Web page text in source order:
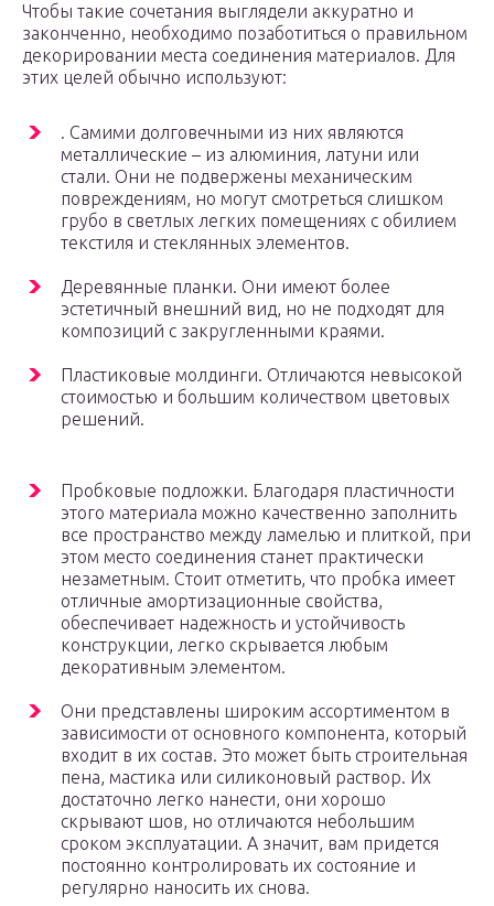
Чтобы такие сочетания выглядели аккуратно и
законченно, необходимо позаботиться о правильном
декорировании места соединения материалов. Для
этих целей обычно используют:
. Самими долговечными из них являются
металлические – из алюминия, латуни или
стали. Они не подвержены механическим
повреждениям, но могут смотреться слишком
грубо в светлых легких помещениях с обилием
текстиля и стеклянных элементов.
Деревянные планки. Они имеют более
эстетичный внешний вид, но не подходят для
композиций с закругленными краями.
Пластиковые молдинги. Отличаются невысокой
стоимостью и большим количеством цветовых
решений.
Пробковые подложки. Благодаря пластичности
этого материала можно качественно заполнить
все пространство между ламелью и плиткой, при
этом место соединения станет практически
незаметным. Стоит отметить, что пробка имеет
отличные амортизационные свойства,
обеспечивает надежность и устойчивость
конструкции, легко скрывается любым
декоративным элементом.
Они представлены широким ассортиментом в
зависимости от основного компонента, который
входит в их состав. Это может быть строительная
пена, мастика или силиконовый раствор. Их
достаточно легко нанести, они хорошо
скрывают шов, но отличаются небольшим
сроком эксплуатации. А значит, вам придется
постоянно контролировать их состояние и
регулярно наносить их снова.